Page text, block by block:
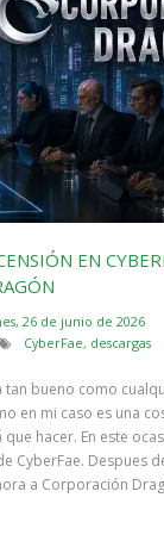
EN
26 de junio de 2026
CyberFae, descargas
tan bueno como
en mi caso es una
hacer. En este
CyberFae. Despues
a Corporación